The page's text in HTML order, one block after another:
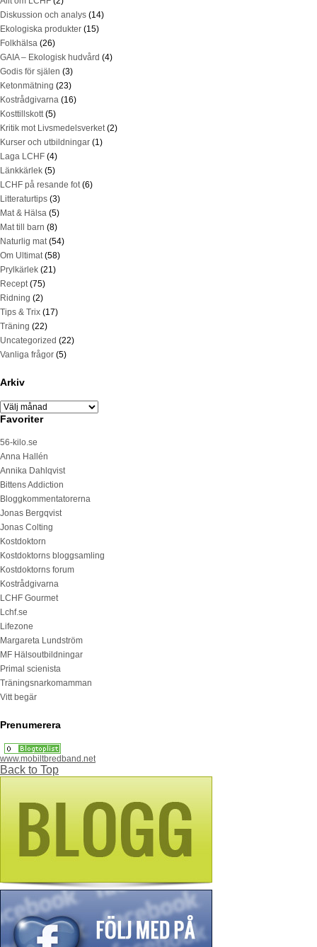
Diskussion och analys (14)
Ekologiska produkter (15)
Folkhälsa (26)
GAIA – Ekologisk hudvård (4)
Godis för själen (3)
Ketonmätning (23)
Kostrådgivarna (16)
Kosttillskott(5)
Kritik mot Livsmedelsverket(2)
Kurser och utbildningar (1)
Laga LCHF (4)
Länkkärlek (5)
LCHF på resande fot(6)
Litteraturtips (3)
Mat & Hälsa (5)
Mat till barn (8)
Naturlig mat(54)
Om Ultimat(58)
Prylkärlek (21)
Recept(75)
Ridning (2)
Tips & Trix (17)
Träning (22)
Uncategorized (22)
Vanliga frågor (5)
Arkiv
Favoriter
56-kilo.se
Anna Hallén
Annika Dahlqvist
Bittens Addiction
Bloggkommentatorerna
Jonas Bergqvist
Jonas Colting
Kostdoktorn
Kostdoktorns bloggsamling
Kostdoktorns forum
Kostrådgivarna
LCHF Gourmet
Lchf.se
Lifezone
Margareta Lundström
MF Hälsoutbildningar
Primal scienista
Träningsnarkomamman
Vitt begär
Prenumerera
www.mobiltbredband.net
Back to Top